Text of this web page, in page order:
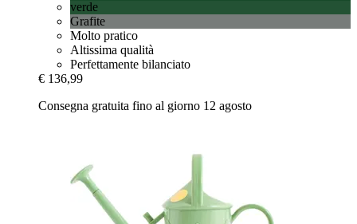
verde
Grafite
Molto pratico
Altissima qualità
Perfettamente bilanciato
€ 136,99
Consegna gratuita fino al giorno 12 agosto